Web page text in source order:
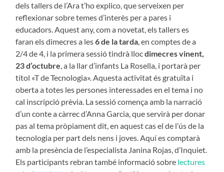
dels tallers de l’Ara t’ho explico, que serveixen per
reflexionar sobre temes d’interès per a pares i
educadors. Aquest any, com a novetat, els tallers es
faran els dimecres a les6 de la tarda, en comptes de a
2/4 de 4, i la primera sessió tindrà llocdimecres vinent,
23 d’octubre, a la llar d’infants La Rosella, i portarà per
títol «T de Tecnologia». Aquesta activitat és gratuïta i
oberta a totes les persones interessades en el tema i no
cal inscripció prèvia. La sessió comença amb la narració
d’un conte a càrrec d’Anna Garcia, que servirà per donar
pas al tema pròpiament dit, en aquest cas el de l’ús de la
tecnologia per part dels nens i joves. Aquí es comptarà
amb la presència de l’especialista Janina Rojas, d’Inquiet.
Els participants rebran també informació sobre lectures